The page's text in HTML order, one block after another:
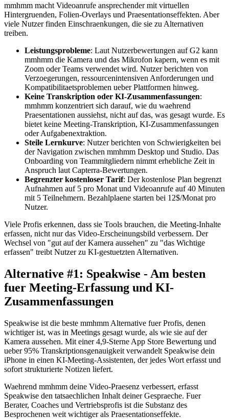
mmhmm macht Videoanrufe ansprechender mit virtuellen
Hintergruenden, Folien-Overlays und Praesentationseffekten. Aber
viele Nutzer finden Einschraenkungen, die sie zu Alternativen
treiben.
Leistungsprobleme: Laut Nutzerbewertungen auf G2 kann
mmhmm die Kamera und das Mikrofon kapern, wenn es mit
Zoom oder Teams verwendet wird. Nutzer berichten von
Verzoegerungen, ressourcenintensiven Anforderungen und
Kompatibilitaetsproblemen ueber Plattformen hinweg.
Keine Transkription oder KI-Zusammenfassungen:
mmhmm konzentriert sich darauf, wie du waehrend
Praesentationen aussiehst, nicht auf das, was gesagt wurde. Es
bietet keine Meeting-Transkription, KI-Zusammenfassungen
oder Aufgabenextraktion.
Steile Lernkurve: Nutzer berichten von Schwierigkeiten bei
der Navigation zwischen mmhmm Desktop und Studio. Das
Onboarding von Teammitgliedern nimmt erhebliche Zeit in
Anspruch laut Capterra-Bewertungen.
Begrenzter kostenloser Tarif: Der kostenlose Plan begrenzt
Aufnahmen auf 5 pro Monat und Videoanrufe auf 40 Minuten
mit 5 Teilnehmern. Bezahlplaene starten bei 12$/Monat pro
Nutzer.
Viele Profis erkennen, dass sie Tools brauchen, die Meeting-Inhalte
erfassen, nicht nur das Video-Erscheinungsbild verbessern. Der
Wechsel von "gut auf der Kamera aussehen" zu "das Wichtige
erfassen" treibt Nutzer zu KI-gestuetzten Alternativen.
Alternative #1: Speakwise - Am besten
fuer Meeting-Erfassung und KI-
Zusammenfassungen
Speakwise ist die beste mmhmm Alternative fuer Profis, denen
wichtiger ist, was in Meetings gesagt wurde, als wie sie auf der
Kamera aussehen. Mit einer 4,9-Sterne App Store Bewertung und
ueber 95% Transkriptionsgenauigkeit verwandelt Speakwise dein
iPhone in einen KI-Meeting-Assistenten, der jedes Wort erfasst und
sofort strukturierte Notizen liefert.
Waehrend mmhmm deine Video-Praesenz verbessert, erfasst
Speakwise den tatsaechlichen Inhalt deiner Gespraeche. Fuer
Berater, Coaches und Vertriebsprofis ist die Substanz des
Besprochenen weit wichtiger als Praesentationseffekte.